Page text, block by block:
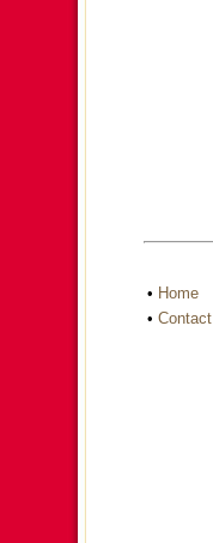
• Home
• Contact